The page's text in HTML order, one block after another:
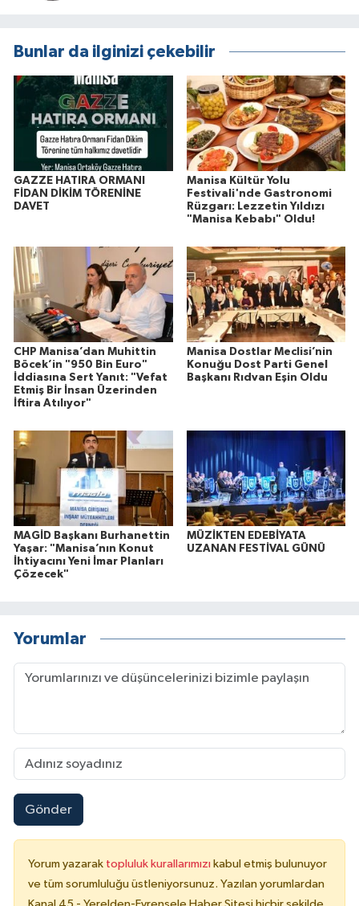
Bunlar da ilginizi çekebilir
GAZZE HATIRA ORMANI
FİDAN DİKİM TÖRENİNE
DAVET
Manisa Kültür Yolu
Festivali'nde Gastronomi
Rüzgarı: Lezzetin Yıldızı
"Manisa Kebabı" Oldu!
CHP Manisa’dan Muhittin
Böcek’in "950 Bin Euro"
İddiasına Sert Yanıt: "Vefat
Etmiş Bir İnsan Üzerinden
İftira Atılıyor"
Manisa Dostlar Meclisi’nin
Konuğu Dost Parti Genel
Başkanı Rıdvan Eşin Oldu
MAGİD Başkanı Burhanettin
Yaşar: "Manisa’nın Konut
İhtiyacını Yeni İmar Planları
Çözecek"
MÜZİKTEN EDEBİYATA
UZANAN FESTİVAL GÜNÜ
Yorumlar
Gönder
Yorum yazarak topluluk kurallarımızı kabul etmiş bulunuyor
ve tüm sorumluluğu üstleniyorsunuz. Yazılan yorumlardan